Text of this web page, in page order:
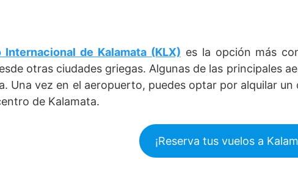
Internacional de Kalamata (KLX) es la opción más
otras ciudades griegas. Algunas de las principales
Una vez en el aeropuerto, puedes optar por alquilar
de Kalamata.
¡Reserva tus vuelos a